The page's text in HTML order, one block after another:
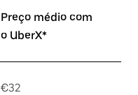
Preço médio com
o UberX*
€32